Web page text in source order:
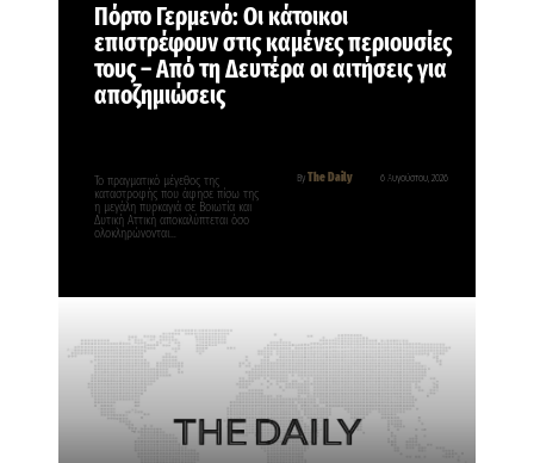
Πόρτο Γερμενό: Οι κάτοικοι
επιστρέφουν στις καμένες περιουσίες
τους – Aπό τη Δευτέρα οι αιτήσεις για
αποζημιώσεις
By The Daily 6 Αυγούστου, 2026
Το πραγματικό μέγεθος της
καταστροφής που άφησε πίσω της
η μεγάλη πυρκαγιά σε Βοιωτία και
Δυτική Αττική αποκαλύπτεται όσο
ολοκληρώνονται…